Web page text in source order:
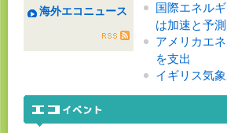
海外エコニュース 国際エネル
は加速と予測
アメリカエ
を支出
イギリス気